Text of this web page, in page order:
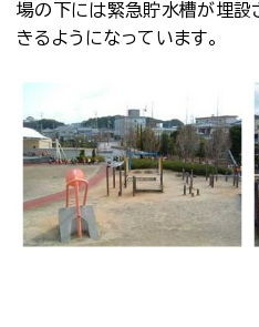
場の下には緊急貯水槽が埋設
きるようになっています。